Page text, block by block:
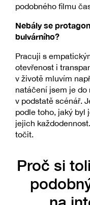
podobného filmu
Nebály se
bulvárního?
Pracuji s
otevřenost i
v životě mluvím
natáčení jsem je
v podstatě scénář.
podle toho, jaký byl
jejich
točit.
Proč si